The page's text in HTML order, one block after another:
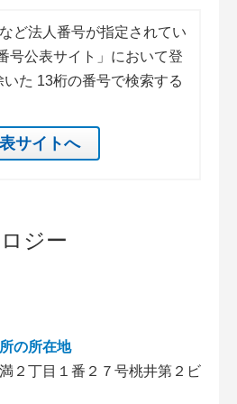
ど法人番号が指定されてい
号公表サイト」において登
た 13桁の番号で検索する
サイトへ
ジー
の所在地
２丁目１番２７号桃井第２ビ